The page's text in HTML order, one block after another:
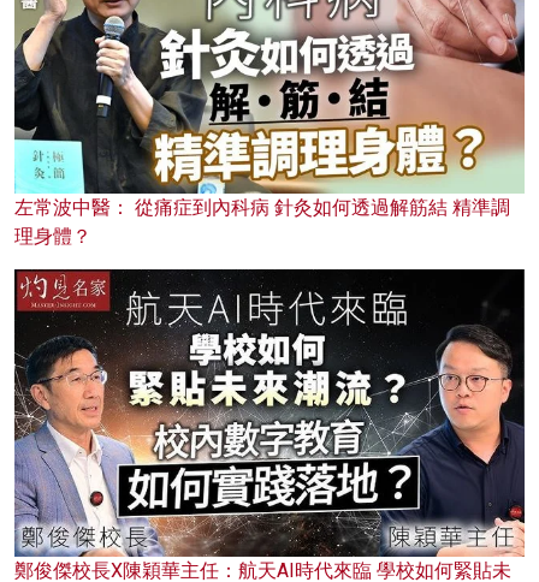
左常波中醫： 從痛症到內科病 針灸如何透過解筋結 精準調
理身體？
鄭俊傑校長X陳穎華主任：航天AI時代來臨 學校如何緊貼未